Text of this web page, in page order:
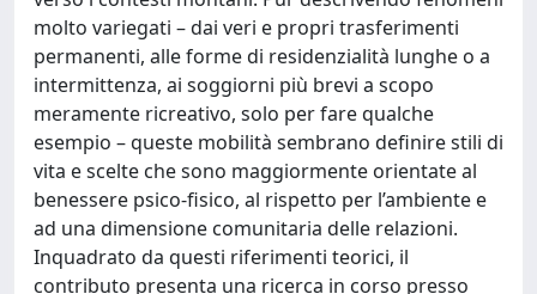
molto variegati – dai veri e propri trasferimenti
permanenti, alle forme di residenzialità lunghe o a
intermittenza, ai soggiorni più brevi a scopo
meramente ricreativo, solo per fare qualche
esempio – queste mobilità sembrano definire stili di
vita e scelte che sono maggiormente orientate al
benessere psico-fisico, al rispetto per l’ambiente e
ad una dimensione comunitaria delle relazioni.
Inquadrato da questi riferimenti teorici, il
contributo presenta una ricerca in corso presso